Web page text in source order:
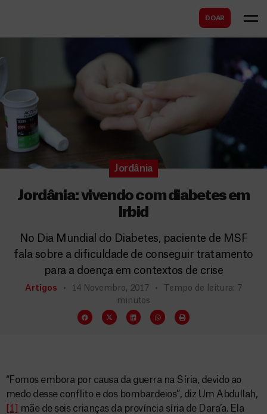
DOAR
Jordânia
Jordânia: vivendo com diabetes em
Irbid
No Dia Mundial do Diabetes, paciente de MSF
fala sobre a dificuldade de conseguir tratamento
para a doença em contextos de crise
Artigos 14 Novembro, 2017
Tempo de leitura: 7
minutos
“Fomos embora por causa da guerra na Síria, devido ao
medo desse conflito e dos bombardeios”, diz Um Abdullah,
[1]
mãe de seis crianças da província síria de Dara’a. Ela